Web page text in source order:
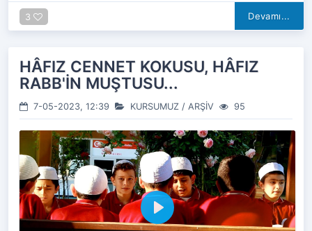
3 Devamı...
HÂFIZ CENNET KOKUSU, HÂFIZ
RABB'İN MUŞTUSU...
7-05-2023, 12:39 KURSUMUZ / ARŞİV 95
O